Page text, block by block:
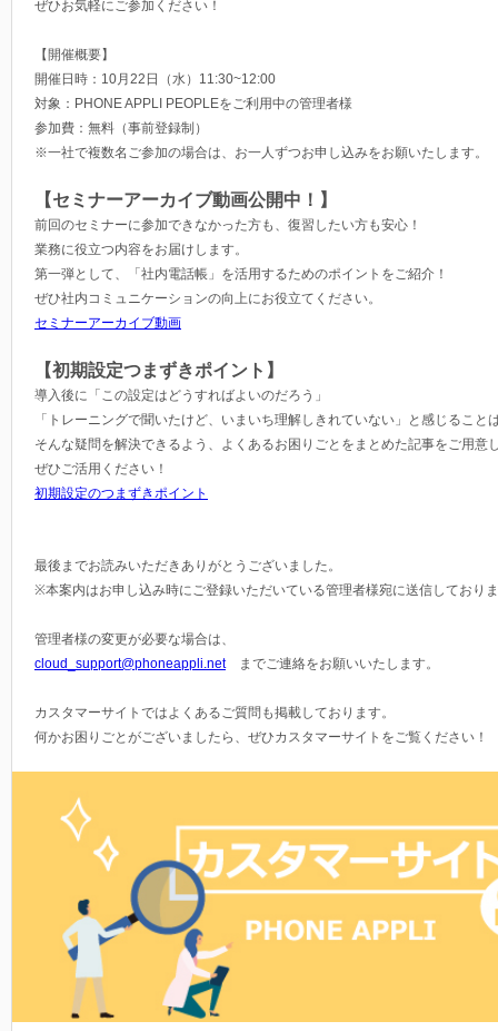
ぜひお気軽にご参加ください！
【開催概要】
開催日時：10月22日（水）11:30~12:00
対象：PHONE APPLI PEOPLEをご利用中の管理者様
参加費：無料（事前登録制）
※一社で複数名ご参加の場合は、お一人ずつお申し込みをお願いたします。
【セミナーアーカイブ動画公開中！】
前回のセミナーに参加できなかった方も、復習したい方も安心！
業務に役立つ内容をお届けします。
第一弾として、「社内電話帳」を活用するためのポイントをご紹介！
ぜひ社内コミュニケーションの向上にお役立てください。
セミナーアーカイブ動画
【初期設定つまずきポイント】
導入後に「この設定はどうすればよいのだろう」
「トレーニングで聞いたけど、いまいち理解しきれていない」と感じる​​​​​こと
そんな疑問を解決できるよう、よくあるお困りごとをまとめた記事をご用意
ぜひご活用ください！
初期設定のつまずきポイント
最後までお読みいただきありがとうございました。
※本案内はお申し込み時にご登録いただいている管理者様宛に送信しており
管理者様の変更が必要な場合は、
cloud_support@phoneappli.netまでご連絡をお願いいたします。
カスタマーサイトではよくあるご質問も掲載しております。
何かお困りごとがございましたら、ぜひカスタマーサイトをご覧ください！